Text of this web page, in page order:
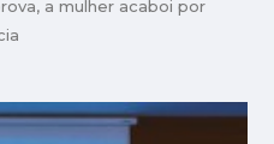
a mulher acaboi por